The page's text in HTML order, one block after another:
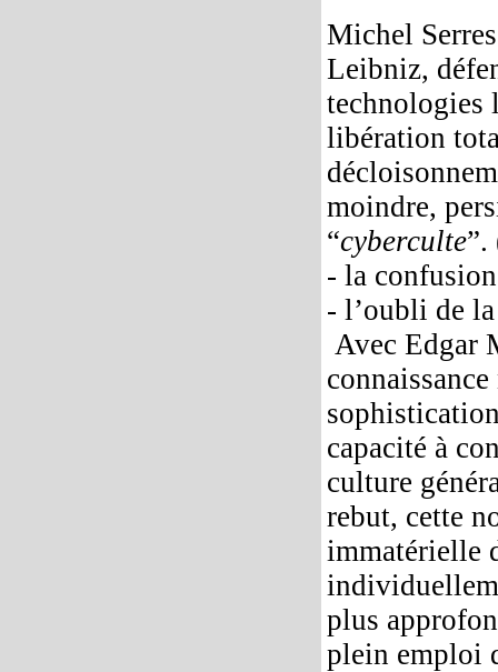
Michel
Leibniz,
technologies
libération
moindre,
“cyberculte
- la
- l’oubli de
Avec Edgar
capacité à
culture
rebut, cette
immatérielle
plus
plein emploi